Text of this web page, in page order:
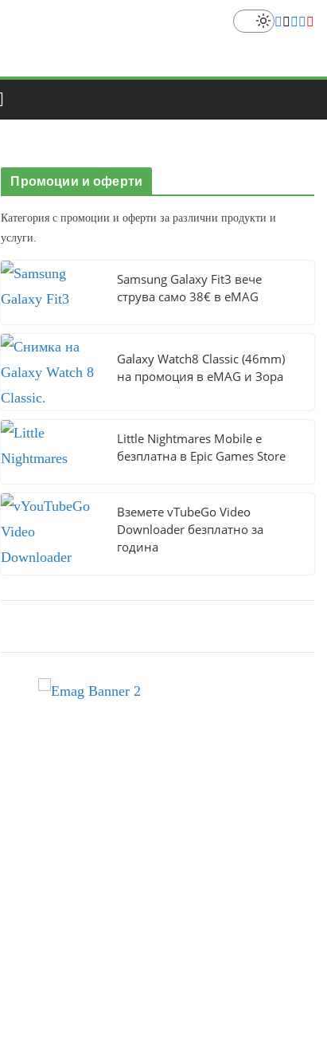
Промоции и оферти
Категория с промоции и оферти за различни продукти и
услуги.
Samsung Galaxy Fit3 вече
струва само 38€ в eMAG
Galaxy Watch8 Classic (46mm)
на промоция в eMAG и Зора
Little Nightmares Mobile е
безплатна в Epic Games Store
Вземете vTubeGo Video
Downloader безплатно за
година